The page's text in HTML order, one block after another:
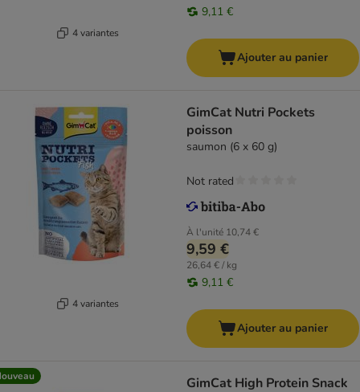
4 variantes
9,11 €
Ajouter au panier
4 variantes
GimCat Nutri Pockets
poisson
saumon (6 x 60 g)
À l'unité 10,74 €
9,59 €
26,64 € / kg
9,11 €
Not rated
Ajouter au panier
GimCat High Protein Snack